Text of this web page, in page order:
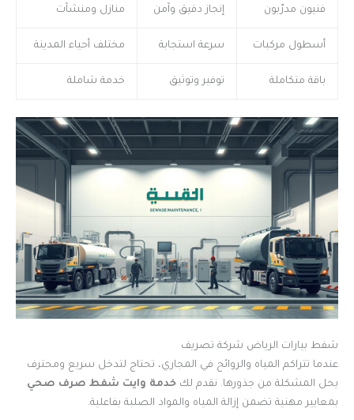
فنيون مدرّبون إنجاز دقيق وآمن منازل ومنشآت
أسطول مركبات سرعة استجابة مختلف أحياء المدينة
باقة متكاملة توفير وتوثيق خدمة شاملة
شفط بيارات الرياض شركة تصريف
عندما تتراكم المياه والروائح في المجاري، تحتاج لتدخل سريع ومحترف
يحل المشكلة من جذورها. نقدم لك خدمة وايت شفط صرف صحي
بمعايير مهنية تضمن إزالة المياه والمواد الصلبة بفاعلية.